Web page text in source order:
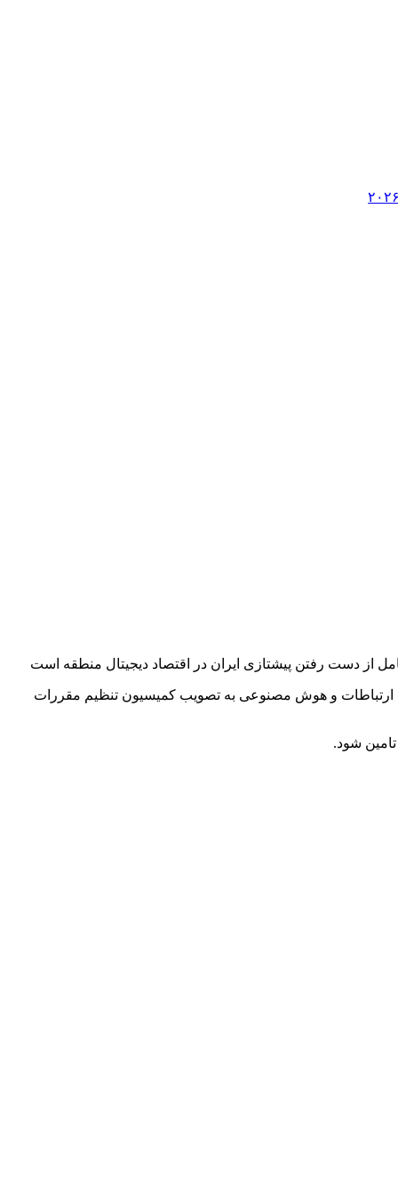
از دست رفتن پیشتازی ایران در اقتصاد دیجیتال منطقه است
ارتباطات و هوش مصنوعی به تصویب کمیسیون تنظیم مقررات